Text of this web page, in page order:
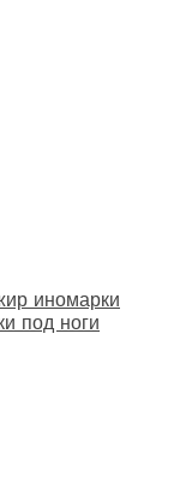
иномарки
под ноги